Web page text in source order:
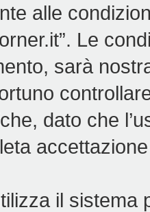
alle
Le
sarà
dato che
il sistema